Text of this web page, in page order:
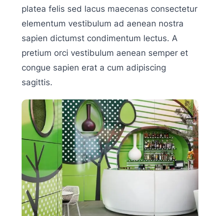
platea felis sed lacus maecenas consectetur
elementum vestibulum ad aenean nostra
sapien dictumst condimentum lectus. A
pretium orci vestibulum aenean semper et
congue sapien erat a cum adipiscing
sagittis.